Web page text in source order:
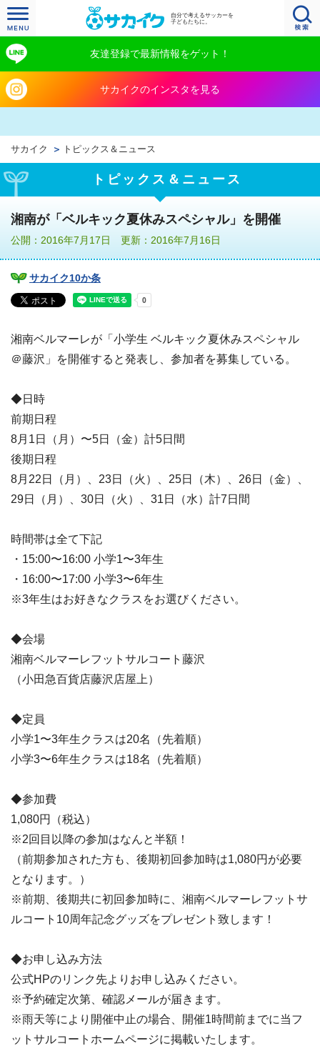
自分で考えるサッカーを
子どもたちに。
友達登録で最新情報をゲット！
サカイクのインスタを見る
サカイク トピックス＆ニュース
トピックス＆ニュース
湘南が「ベルキック夏休みスペシャル」を開催
公開：2016年7月17日 更新：2016年7月16日
サカイク10か条
湘南ベルマーレが「小学生 ベルキック夏休みスペシャル
＠藤沢」を開催すると発表し、参加者を募集している。
◆日時
前期日程
8月1日（月）〜5日（金）計5日間
後期日程
8月22日（月）、23日（火）、25日（木）、26日（金）、
29日（月）、30日（火）、31日（水）計7日間
時間帯は全て下記
・15:00〜16:00 小学1〜3年生
・16:00〜17:00 小学3〜6年生
※3年生はお好きなクラスをお選びください。
◆会場
湘南ベルマーレフットサルコート藤沢
（小田急百貨店藤沢店屋上）
◆定員
小学1〜3年生クラスは20名（先着順）
小学3〜6年生クラスは18名（先着順）
◆参加費
1,080円（税込）
※2回目以降の参加はなんと半額！
（前期参加された方も、後期初回参加時は1,080円が必要
となります。）
※前期、後期共に初回参加時に、湘南ベルマーレフットサ
ルコート10周年記念グッズをプレゼント致します！
◆お申し込み方法
公式HPのリンク先よりお申し込みください。
※予約確定次第、確認メールが届きます。
※雨天等により開催中止の場合、開催1時間前までに当フ
ットサルコートホームページに掲載いたします。